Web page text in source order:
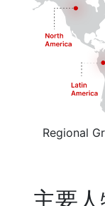
Regional
主要